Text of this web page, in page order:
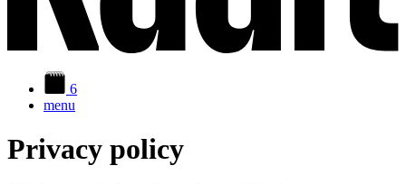
6
menu
Privacy policy